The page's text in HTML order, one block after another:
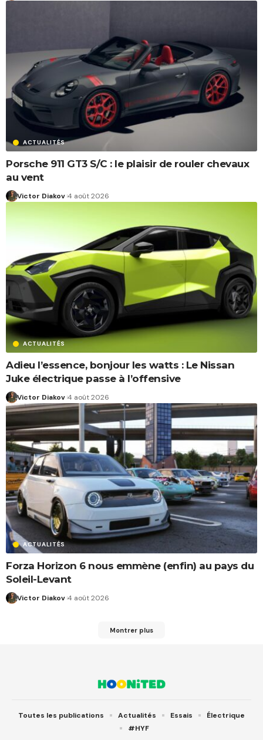
ACTUALITÉS
Porsche 911 GT3 S/C : le plaisir de rouler chevaux
au vent
Victor Diakov 4 août 2026
ACTUALITÉS
Adieu l’essence, bonjour les watts : Le Nissan
Juke électrique passe à l’offensive
Victor Diakov 4 août 2026
ACTUALITÉS
Forza Horizon 6 nous emmène (enfin) au pays du
Soleil-Levant
Victor Diakov 4 août 2026
Montrer plus
Toutes les publications Actualités Essais
Électrique
#HYF